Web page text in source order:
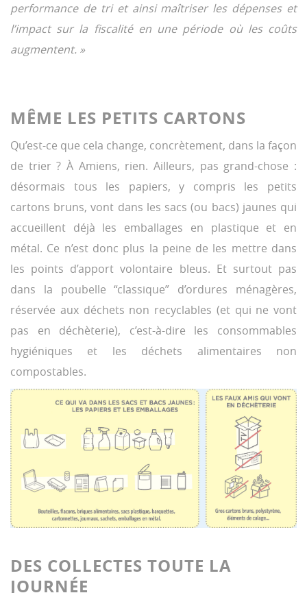
performance de tri et ainsi maîtriser les dépenses et
l’impact sur la fiscalité en une période où les coûts
augmentent. »
MÊME LES PETITS CARTONS
Qu’est-ce que cela change, concrètement, dans la façon
de trier ? À Amiens, rien. Ailleurs, pas grand-chose :
désormais tous les papiers, y compris les petits
cartons bruns, vont dans les sacs (ou bacs) jaunes qui
accueillent déjà les emballages en plastique et en
métal. Ce n’est donc plus la peine de les mettre dans
les points d’apport volontaire bleus. Et surtout pas
dans la poubelle “classique” d’ordures ménagères,
réservée aux déchets non recyclables (et qui ne vont
pas en déchèterie), c’est-à-dire les consommables
hygiéniques et les déchets alimentaires non
compostables.
DES COLLECTES TOUTE LA
JOURNÉE